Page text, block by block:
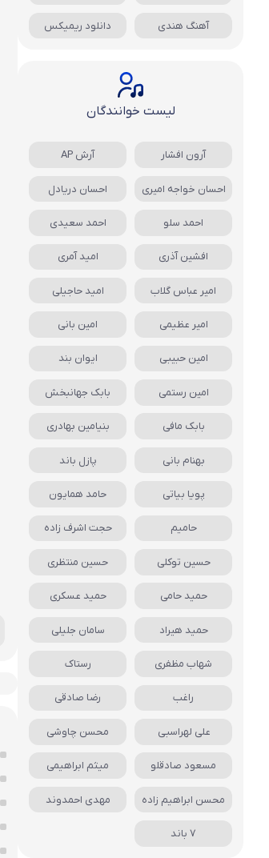
آهنگ هندی دانلود ریمیکس
لیست خوانندگان
آرون افشار آرش AP
احسان خواجه امیری احسان دریادل
احمد سلو احمد سعیدی
افشین آذری امید آمری
امیر عباس گلاب امید حاجیلی
امیر عظیمی امین بانی
امین حبیبی ایوان بند
امین رستمی بابک جهانبخش
بابک مافی بنیامین بهادری
بهنام بانی پازل باند
پویا بیاتی حامد همایون
حامیم حجت اشرف زاده
حسین توکلی حسین منتظری
حمید حامی حمید عسکری
حمید هیراد سامان جلیلی
شهاب مظفری رستاک
راغب رضا صادقی
علی لهراسبی محسن چاوشی
مسعود صادقلو میثم ابراهیمی
محسن ابراهیم زاده مهدی احمدوند
7 باند